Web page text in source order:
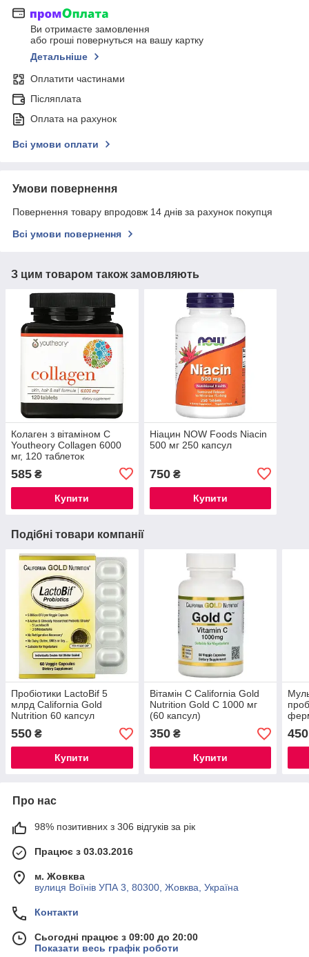
Ви отримаєте замовлення
або гроші повернуться на вашу картку
Детальніше
Оплатити частинами
Післяплата
Оплата на рахунок
Всі умови оплати
Умови повернення
Повернення товару впродовж 14 днів за рахунок покупця
Всі умови повернення
З цим товаром також замовляють
Колаген з вітаміном C
Youtheory Collagen 6000
мг, 120 таблеток
585 ₴
Купити
Ніацин NOW Foods Niacin
500 мг 250 капсул
750₴
Купити
Подібні товари компанії
Пробіотики LactoBif 5
млрд California Gold
Nutrition 60 капсул
550 ₴
Купити
Вітамін C California Gold
Nutrition Gold C 1000 мг
(60 капсул)
350₴
Купити
with
60
450
Про нас
98% позитивних з 306 відгуків за рік
Працює з 03.03.2016
м. Жовква
вулиця Воїнів УПА 3, 80300, Жовква, Україна
Контакти
Сьогодні працює з 09:00 до 20:00
Показати весь графік роботи